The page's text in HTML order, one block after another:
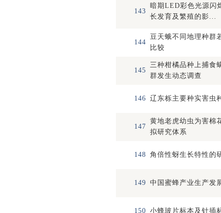
143
暗期LED彩色光源闪
长发育及繁殖的影...
144
豆天蛾不同地理种群
比较
145
三种柑橘品种上捕食
群发生动态调查
146 辽东栎主要种实害虫
147
黄地老虎幼虫为害棉
拟研究体系
148 角倍性蚜生长特性的
149 中国蜜蜂产业生产发
150 小蜂玻片标本及针插